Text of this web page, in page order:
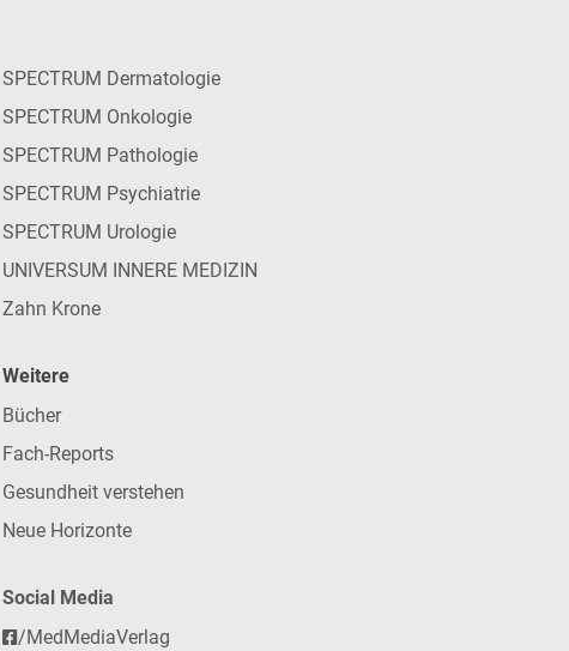
SPECTRUM Dermatologie
SPECTRUM Onkologie
SPECTRUM Pathologie
SPECTRUM Psychiatrie
SPECTRUM Urologie
UNIVERSUM INNERE MEDIZIN
Zahn Krone
Weitere
Bücher
Fach-Reports
Gesundheit verstehen
Neue Horizonte
Social Media
/MedMediaVerlag